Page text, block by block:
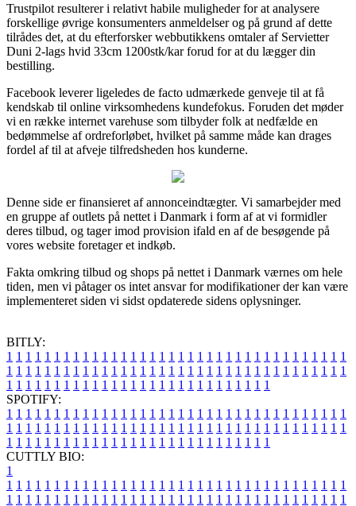
Trustpilot resulterer i relativt habile muligheder for at analysere
forskellige øvrige konsumenters anmeldelser og på grund af dette
tilrådes det, at du efterforsker webbutikkens omtaler af Servietter
Duni 2-lags hvid 33cm 1200stk/kar forud for at du lægger din
bestilling.
Facebook leverer ligeledes de facto udmærkede genveje til at få
kendskab til online virksomhedens kundefokus. Foruden det møder
vi en række internet varehuse som tilbyder folk at nedfælde en
bedømmelse af ordreforløbet, hvilket på samme måde kan drages
fordel af til at afveje tilfredsheden hos kunderne.
Denne side er finansieret af annonceindtægter. Vi samarbejder med
en gruppe af outlets på nettet i Danmark i form af at vi formidler
deres tilbud, og tager imod provision ifald en af de besøgende på
vores website foretager et indkøb.
Fakta omkring tilbud og shops på nettet i Danmark værnes om hele
tiden, men vi påtager os intet ansvar for modifikationer der kan være
implementeret siden vi sidst opdaterede sidens oplysninger.
BITLY:
1 1 1 1 1 1 1 1 1 1 1 1 1 1 1 1 1 1 1 1 1 1 1 1 1 1 1 1 1 1 1 1 1 1 1 1
1 1 1 1 1 1 1 1 1 1 1 1 1 1 1 1 1 1 1 1 1 1 1 1 1 1 1 1 1 1 1 1 1 1 1 1
1 1 1 1 1 1 1 1 1 1 1 1 1 1 1 1 1 1 1 1 1 1 1 1 1 1 1 1
SPOTIFY:
1 1 1 1 1 1 1 1 1 1 1 1 1 1 1 1 1 1 1 1 1 1 1 1 1 1 1 1 1 1 1 1 1 1 1 1
1 1 1 1 1 1 1 1 1 1 1 1 1 1 1 1 1 1 1 1 1 1 1 1 1 1 1 1 1 1 1 1 1 1 1 1
1 1 1 1 1 1 1 1 1 1 1 1 1 1 1 1 1 1 1 1 1 1 1 1 1 1 1 1
CUTTLY BIO:
1
1 1 1 1 1 1 1 1 1 1 1 1 1 1 1 1 1 1 1 1 1 1 1 1 1 1 1 1 1 1 1 1 1 1 1 1
1 1 1 1 1 1 1 1 1 1 1 1 1 1 1 1 1 1 1 1 1 1 1 1 1 1 1 1 1 1 1 1 1 1 1 1